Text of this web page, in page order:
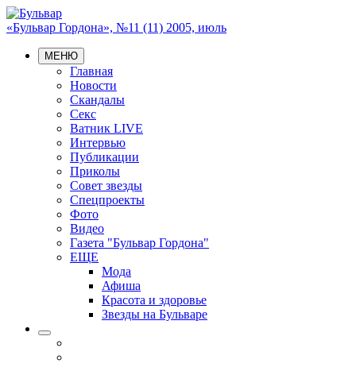
«Бульвар Гордона», №11 (11) 2005, июль
МЕНЮ
Главная
Новости
Скандалы
Секс
Ватник LIVE
Интервью
Публикации
Приколы
Совет звезды
Спецпроекты
Фото
Видео
Газета "Бульвар Гордона"
ЕЩЕ
Мода
Афиша
Красота и здоровье
Звезды на Бульваре